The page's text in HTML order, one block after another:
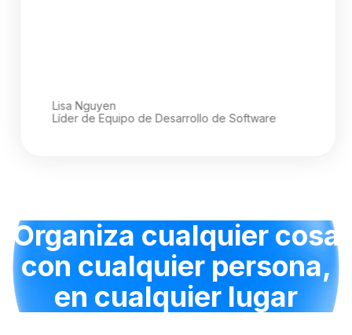
Lisa Nguyen
Líder de Equipo de Desarrollo de Software
Organiza cualquier cosa
con cualquier persona,
en cualquier lugar